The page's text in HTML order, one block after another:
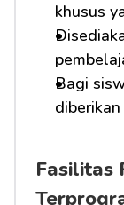
khusus
Bagi
diberikan
Fasilitas